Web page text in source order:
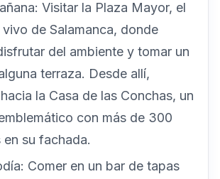
Visitar la Plaza Mayor, el
de Salamanca, donde
del ambiente y tomar un
terraza. Desde allí,
la Casa de las Conchas, un
con más de 300
en su fachada.
Comer en un bar de tapas